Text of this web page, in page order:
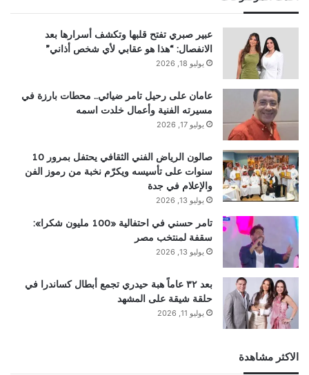
عبير صبري تفتح قلبها وتكشف أسرارها بعد
الانفصال: “هذا هو عقابي لأي شخص أذاني”
يوليو 18, 2026
عامان على رحيل تامر ضيائي.. محطات بارزة في
مسيرته الفنية وأعمال خلدت اسمه
يوليو 17, 2026
صالون الرياض الفني الثقافي يحتفل بمرور 10
سنوات على تأسيسه ويكرّم نخبة من رموز الفن
والإعلام في جدة
يوليو 13, 2026
تامر حسني في احتفالية «100 مليون شكرا»:
سقفة لمنتخب مصر
يوليو 13, 2026
بعد ٣٢ عاماً هبة حيدري تجمع أبطال كساندرا في
حلقة شيقة على المشهد
يوليو 11, 2026
الاكثر مشاهدة